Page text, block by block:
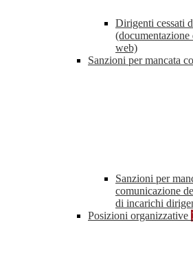
Dirigenti cessati
web)
Sanzioni per mancata
Sanzioni per
comunicazione
di incarichi
Posizioni organizzative